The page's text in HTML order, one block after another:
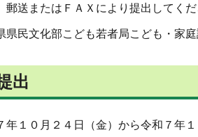
ＡＸにより提出してくださ
民文化部こども若者局こども・家庭
出
１０月２４日（金）から令和７年１